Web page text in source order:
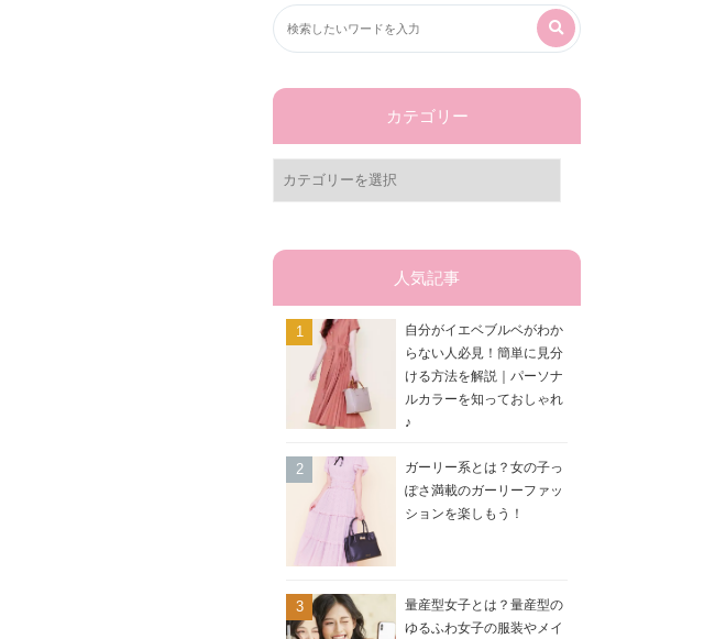
カテゴリー
カ
テ
リ
人気記事
自分がイエベブルベがわか
らない人必見！簡単に見分
ける方法を解説｜パーソナ
ルカラーを知っておしゃれ
♪
ガーリー系とは？女の子っ
ぽさ満載のガーリーファッ
ションを楽しもう！
量産型女子とは？量産型の
ゆるふわ女子の服装やメイ